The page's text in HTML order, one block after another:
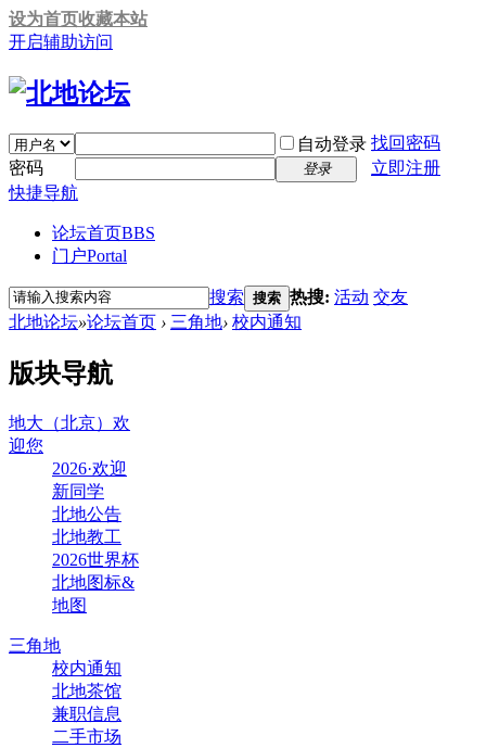
设为首页收藏本站
开启辅助访问
自动登录 找回密码
密码
登录
立即注册
快捷导航
论坛首页BBS
门户Portal
搜索 搜索 热搜: 活动 交友
北地论坛»论坛首页 › 三角地› 校内通知
版块导航
地大（北京）欢
迎您
2026·欢迎
新同学
北地公告
北地教工
2026世界杯
北地图标&
地图
三角地
校内通知
北地茶馆
兼职信息
二手市场